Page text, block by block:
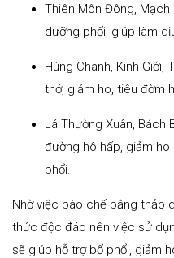
Thiên Môn Đông,
dưỡng phổi, giúp làm
Húng Chanh, Kinh Giới,
thở, giảm ho, tiêu đờm
Lá Thường Xuân, Bách
đường hô hấp, giảm
phổi.
Nhờ việc bào chế bằng thảo
thức độc đáo nên việc sử
sẽ giúp hỗ trợ bổ phổi, giảm